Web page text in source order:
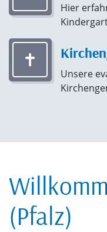
Hier
Unsere
(Pfalz)